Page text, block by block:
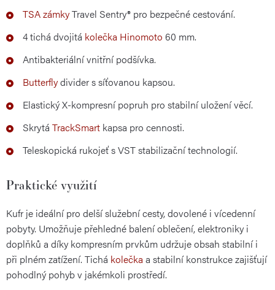
TSA zámkyTravel Sentry® pro bezpečné cestování.
4 tichá dvojitá kolečka Hinomoto 60 mm.
Antibakteriální vnitřní podšívka.
Butterflydivider s síťovanou kapsou.
Elastický X-kompresní popruh pro stabilní uložení věcí.
Skrytá TrackSmart kapsa pro cennosti.
Teleskopická rukojeť s VST stabilizační technologií.
Praktické využití
Kufr je ideální pro delší služební cesty, dovolené i vícedenní
pobyty. Umožňuje přehledné balení oblečení, elektroniky i
doplňků a díky kompresním prvkům udržuje obsah stabilní i
při plném zatížení. Tichá kolečka a stabilní konstrukce zajišťují
pohodlný pohyb v jakémkoli prostředí.